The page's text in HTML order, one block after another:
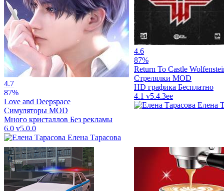
4.7
87%
Love and Deepspace
Симуляторы MOD
Много кристаллов Без рекламы
6.0 v5.0.0
Елена Тарасова
4.6
87%
Return To Castle
Стрелялки MOD
HD графика Бесплатно
4.1 v5.4.3ee
Елена